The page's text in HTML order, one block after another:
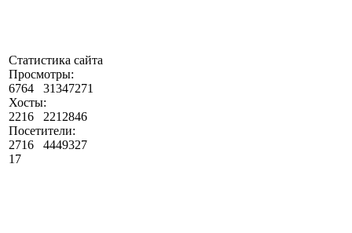
Статистика сайта
Просмотры:
6764
31347271
Хосты:
2216
2212846
Посетители:
2716
4449327
17